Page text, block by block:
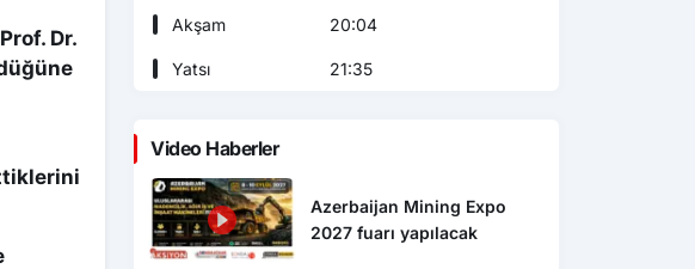
Dr.
Akşam 20:04
Yatsı 21:35
Video Haberler
Azerbaijan Mining Expo
2027 fuarı yapılacak